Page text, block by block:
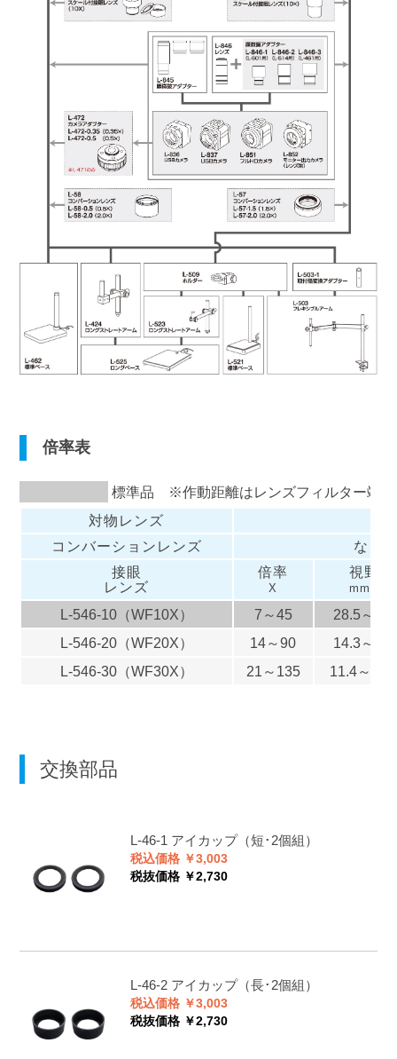
倍率表
標準品 ※作動距離はレンズフィルター端面
対物レンズ
コンバーションレンズ
なし
接眼
レンズ
倍率
X
視野
mmφ
L-546-10（WF10X） 7～45
28.5～4.4
L-546-20（WF20X） 14～90
14.3～2.2
L-546-30（WF30X） 21～135 11.4～
交換部品
L-46-1 アイカップ（短･2個組）
税込価格 ￥3,003
税抜価格 ￥2,730
L-46-2 アイカップ（長･2個組）
税込価格 ￥3,003
税抜価格 ￥2,730